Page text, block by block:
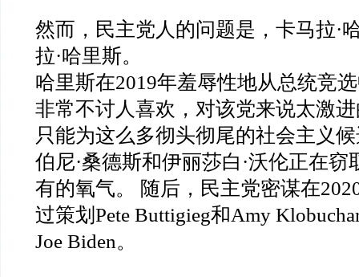
然而，民主党人的问题是，卡马拉·
拉·哈里斯。
哈里斯在2019年羞辱性地从总统竞
非常不讨人喜欢，对该党来说太激
只能为这么多彻头彻尾的社会主义
伯尼·桑德斯和伊丽莎白·沃伦正在窃
有的氧气。 随后，民主党密谋在
过策划Pete Buttigieg和Amy
Joe Biden。